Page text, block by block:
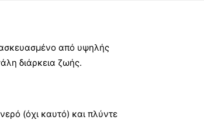
από υψηλής
διάρκεια ζωής.
(όχι καυτό) και πλύντε